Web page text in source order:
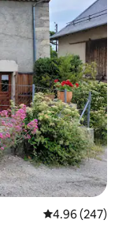
レビュー247
4.96 (247)